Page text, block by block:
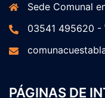
Sede Comunal
03541 495620 -
PÁGINAS DE